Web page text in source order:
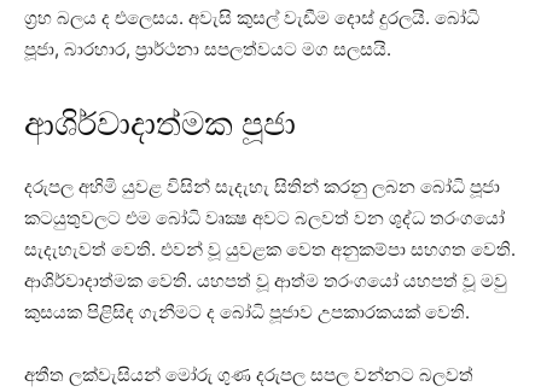
ග්‍රහ බලය ද එලෙසය. අවැසි කුසල් වැඩීම දොස්‌ දුරලයි. බෝධි
පූජා, බාරහාර, ප්‍රාර්ථනා සපලත්වයට මග සලසයි.
ආශිර්වාදාත්මක පූජා
දරුපල අහිමි යුවළ විසින් සැදැහැ සිතින් කරනු ලබන බෝධි පූජා
කටයුතුවලට එම බෝධි වෘක්‍ෂ අවට බලවත් වන ශුද්ධ තරංගයෝ
සැදැහැවත් වෙති. එවන් වූ යුවළක වෙත අනුකම්පා සහගත වෙති.
ආශිර්වාදාත්මක වෙති. යහපත් වූ ආත්ම තරංගයෝ යහපත් වූ මවු
කුසයක පිළිසිඳ ගැනීමට ද බෝධි පූජාව උපකාරකයක්‌ වෙති.
අතීත ලක්‌වැසියන් මෝරු ගුණ දරුපල සපල වන්නට බලවත්